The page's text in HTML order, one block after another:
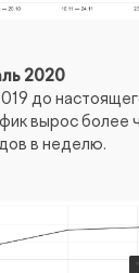
2020
до
вырос более
в неделю.